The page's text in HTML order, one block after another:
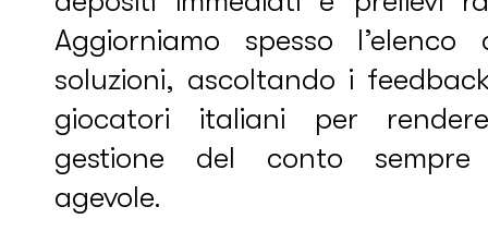
Aggiorniamo spesso l’elenco
soluzioni, ascoltando i
giocatori italiani per
gestione del conto
agevole.